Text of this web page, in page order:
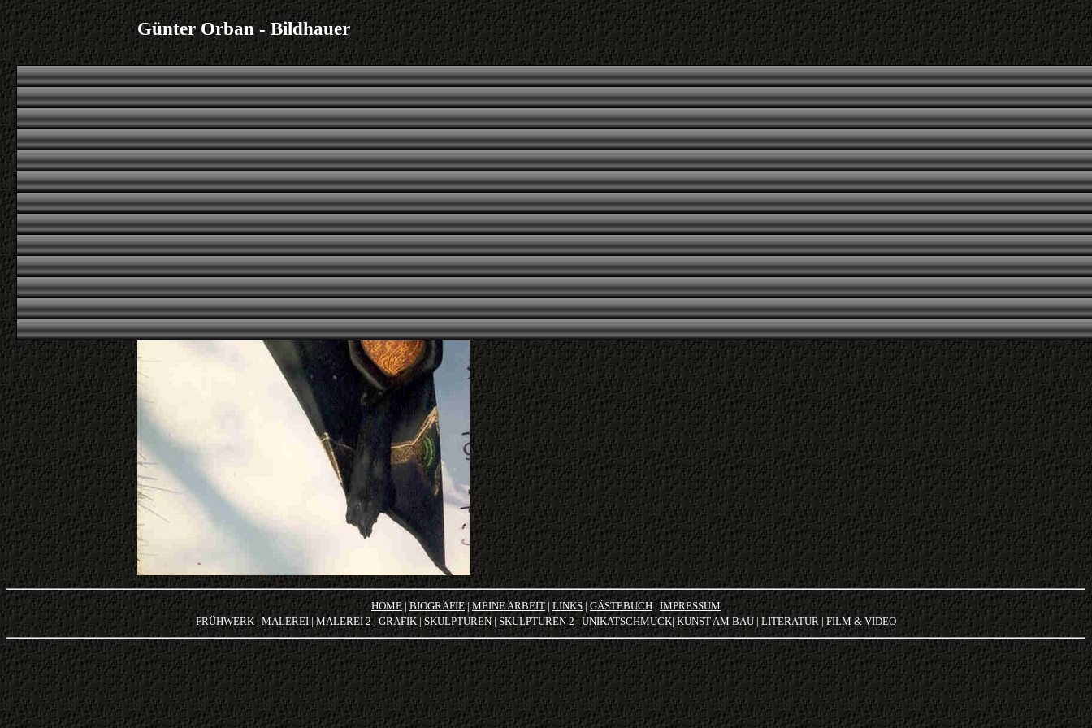
Günter Orban - Bildhauer
Übersicht |erstes|voriges|nächstes|letztes Foto
SKULPTURENBILD
1994
Baumast, Öl auf Leinen
HOME|BIOGRAFIE|MEINE ARBEIT |LINKS |GÄSTEBUCH|IMPRESSUM
FRÜHWERK| MALEREI|MALEREI 2|GRAFIK |SKULPTUREN | SKULPTUREN 2|UNIKATSCHMUCK|KUNST AM BAU|LITERATUR|FILM & VIDEO